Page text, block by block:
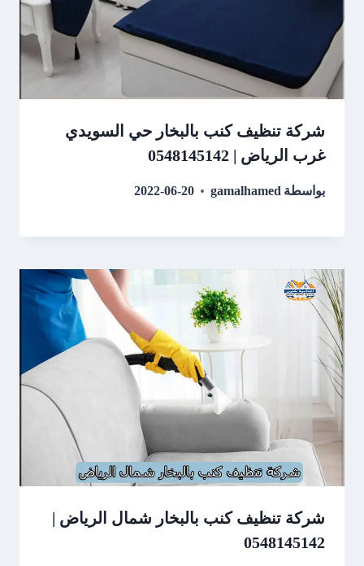
شركة تنظيف كنب بالبخار حي السويدي
غرب الرياض | 0548145142
بواسطة gamalhamed
2022-06-20
شركة تنظيف كنب بالبخار شمال الرياض |
0548145142